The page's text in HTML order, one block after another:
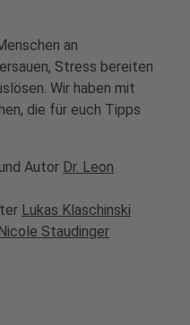
an
Stress bereiten
Wir haben mit
die für euch Tipps
Autor Dr. Leon
Lukas Klaschinski
Staudinger